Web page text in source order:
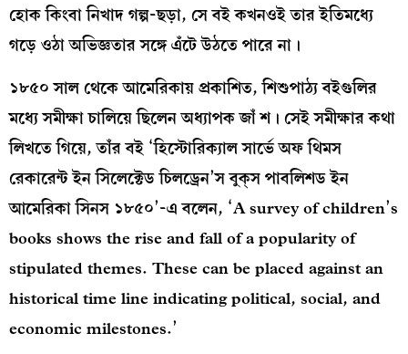
হোক কিংবা নিখাদ গল্প-ছড়া, সে বই কখনওই তার ইতিমধ্যে
গড়ে ওঠা অভিজ্ঞতার সঙ্গে এঁটে উঠতে পারে না।
১৮৫০ সাল থেকে আমেরিকায় প্রকাশিত, শিশুপাঠ্য বইগুলির
মধ্যে সমীক্ষা চালিয়ে ছিলেন অধ্যাপক জাঁ শ। সেই সমীক্ষার কথা
লিখতে গিয়ে, তাঁর বই ‘হিস্টোরিক্যাল সার্ভে অফ থিমস
রেকারেন্ট ইন সিলেক্টেড চিলড্রেন’স বুক্‌স পাবলিশড ইন
আমেরিকা সিনস ১৮৫০’-এ বলেন, ‘A survey of children’s
books shows the rise and fall of a popularity of
stipulated themes. These can be placed against an
historical time line indicating political, social, and
economic milestones.’